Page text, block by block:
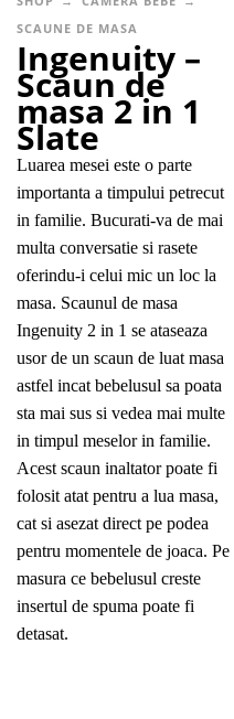
SCAUNE DE MASA
Ingenuity –
Scaun de
masa 2 in 1
Slate
Luarea mesei este o parte
importanta a timpului petrecut
in familie. Bucurati-va de mai
multa conversatie si rasete
oferindu-i celui mic un loc la
masa. Scaunul de masa
Ingenuity 2 in 1 se ataseaza
usor de un scaun de luat masa
astfel incat bebelusul sa poata
sta mai sus si vedea mai multe
in timpul meselor in familie.
Acest scaun inaltator poate fi
folosit atat pentru a lua masa,
cat si asezat direct pe podea
pentru momentele de joaca. Pe
masura ce bebelusul creste
insertul de spuma poate fi
detasat.